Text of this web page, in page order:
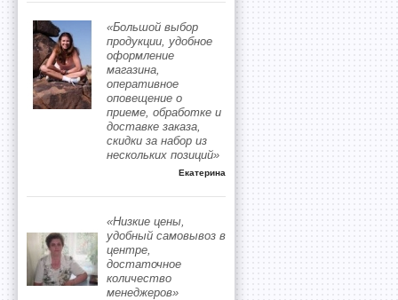
«Большой выбор
продукции, удобное
оформление
магазина,
оперативное
оповещение о
приеме, обработке и
доставке заказа,
скидки за набор из
нескольких позиций»
Екатерина
«Низкие цены,
удобный самовывоз в
центре,
достаточное
количество
менеджеров»